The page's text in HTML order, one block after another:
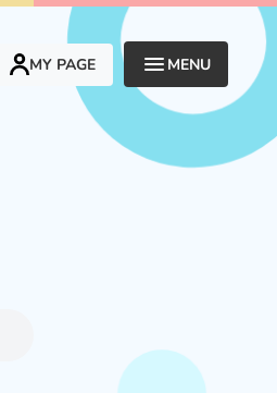
タメプラットフォームです。
MY PAGE MENU